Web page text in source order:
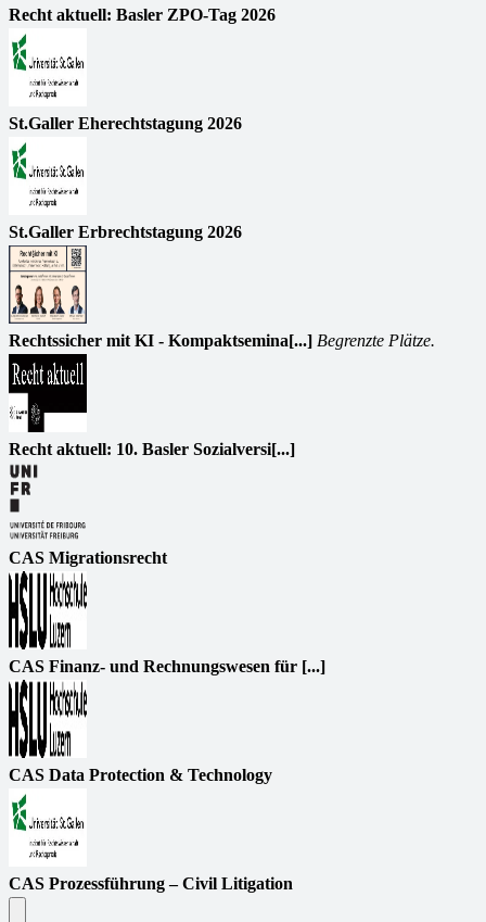
Recht aktuell: Basler ZPO-Tag 2026
St.Galler Eherechtstagung 2026
St.Galler Erbrechtstagung 2026
Rechtssicher mit KI - Kompaktsemina[...] Begrenzte Plätze.
Recht aktuell: 10. Basler Sozialversi[...]
CAS Migrationsrecht
CAS Finanz- und Rechnungswesen für [...]
CAS Data Protection & Technology
CAS Prozessführung – Civil Litigation